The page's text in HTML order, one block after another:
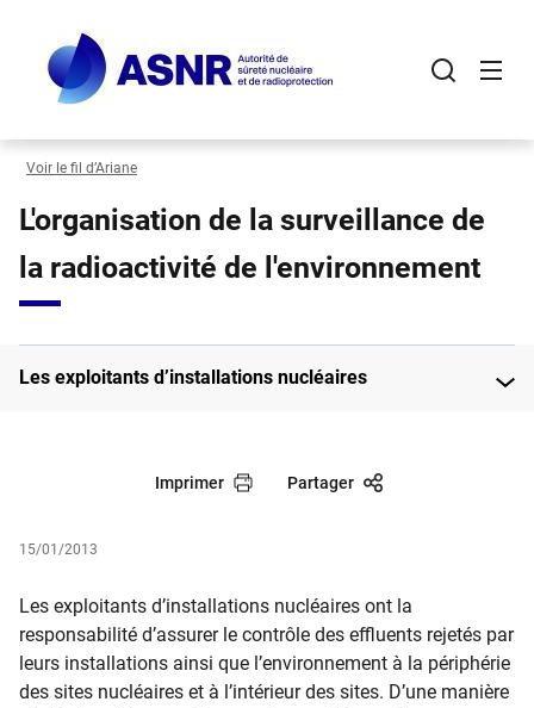
contenu
principal
Voir le fil d’Ariane
L'organisation de la surveillance de
la radioactivité de l'environnement
Les exploitants d’installations nucléaires
Imprimer Partager
15/01/2013
Les exploitants d’installations nucléaires ont la
responsabilité d’assurer le contrôle des effluents rejetés par
leurs installations ainsi que l’environnement à la périphérie
des sites nucléaires et à l’intérieur des sites. D’une manière